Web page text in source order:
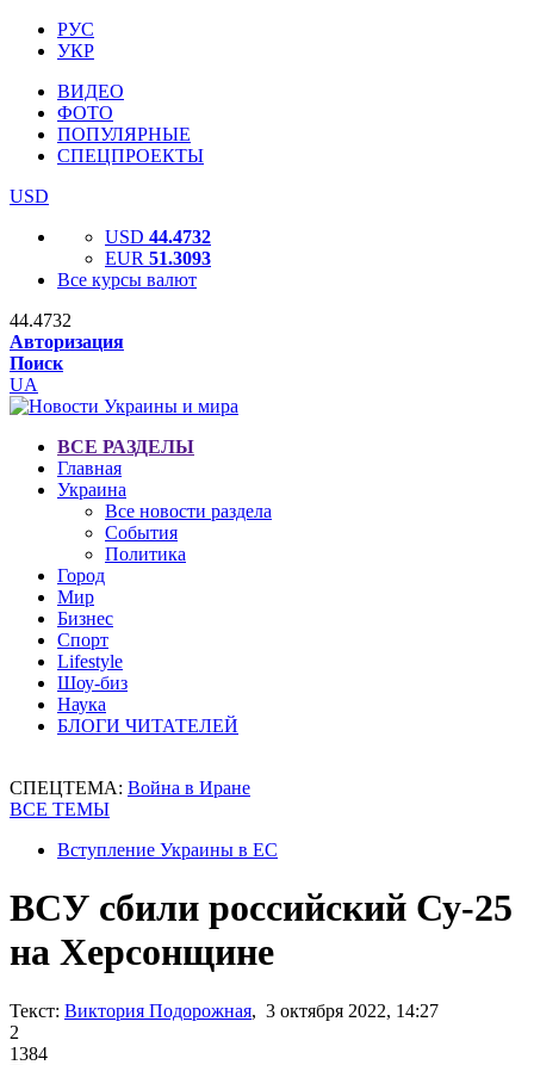
РУС
УКР
ВИДЕО
ФОТО
ПОПУЛЯРНЫЕ
СПЕЦПРОЕКТЫ
USD
USD 44.4732
EUR 51.3093
Все курсы валют
44.4732
Авторизация
Поиск
UA
ВСЕ РАЗДЕЛЫ
Главная
Украина
Все новости раздела
События
Политика
Город
Мир
Бизнес
Спорт
Lifestyle
Шоу-биз
Наука
БЛОГИ ЧИТАТЕЛЕЙ
СПЕЦТЕМА: Война в Иране
ВСЕ ТЕМЫ
Вступление Украины в ЕС
ВСУ сбили российский Су-25
на Херсонщине
Текст: Виктория Подорожная, 3 октября 2022, 14:27
2
1384